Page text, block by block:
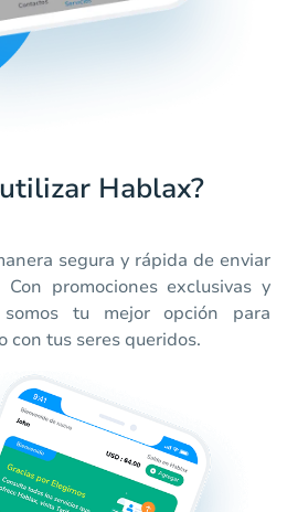
Hablax?
segura y rápida de enviar
Con promociones exclusivas y
tu mejor opción para
con tus seres queridos.